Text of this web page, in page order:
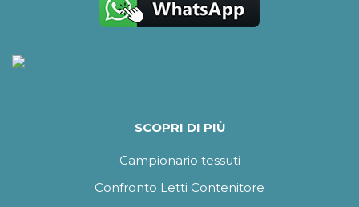
SCOPRI DI PIÙ
Campionario tessuti
Confronto Letti Contenitore